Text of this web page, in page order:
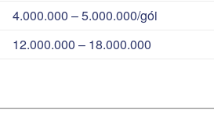
4.000.000 – 5.000.000/gói
12.000.000 – 18.000.000